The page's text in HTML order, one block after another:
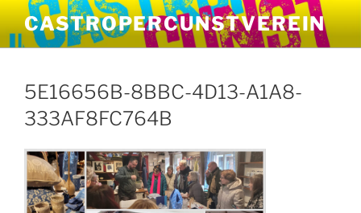
Inhalt
springen
CASTROPERCUNSTVEREIN
5E16656B-8BBC-4D13-A1A8-
333AF8FC764B